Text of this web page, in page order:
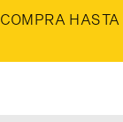
COMPRA